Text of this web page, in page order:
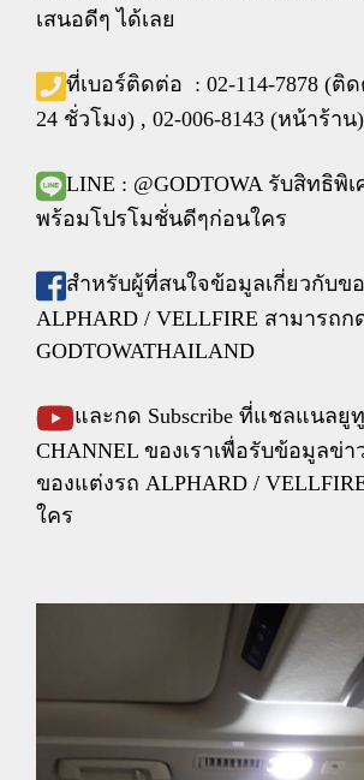
เสนอดีๆ ได้เลย
ที่เบอร์ติดต่อ : 02-114-7878 (ติ
24 ชั่วโมง) , 02-006-8143 (หน้าร้าน)
LINE : @GODTOWA รับสิทธิพิ
พร้อมโปรโมชั่นดีๆก่อนใคร
สำหรับผู้ที่สนใจข้อมูลเกี่ยวกับข
ALPHARD / VELLFIRE สามารถก
GODTOWATHAILAND
และกด Subscribe ที่แชลแนลยูทู
CHANNEL ของเราเพื่อรับข้อมูลข่า
ของแต่งรถ ALPHARD /
ใคร